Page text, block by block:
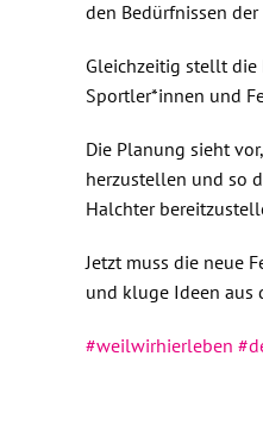
den Bedürfnissen
Gleichzeitig stellt die
Sportler*innen und
Die Planung sieht
herzustellen und so
Halchter
Jetzt muss die neue
und kluge Ideen aus
#weilwirhierleben